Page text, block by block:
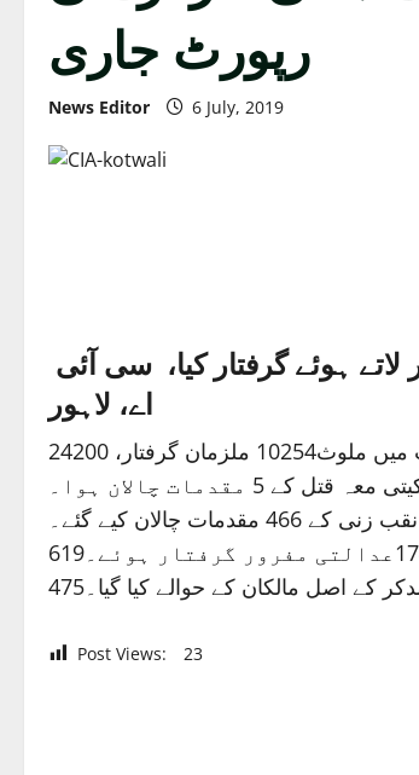
رپورٹ جاری
News Editor 6 July, 2019
اے، لاہور
قتل، ڈکیتی/ رابری، اغوا برائے تاوان، نقب زنی، چوری، کارو موٹر سائیکل چوری/ چھیننا، اشتہاری ملزمان سمیت سنگین مقدمات میں ملوث10254 ملزمان گرفتار، 24200
Post Views: 23